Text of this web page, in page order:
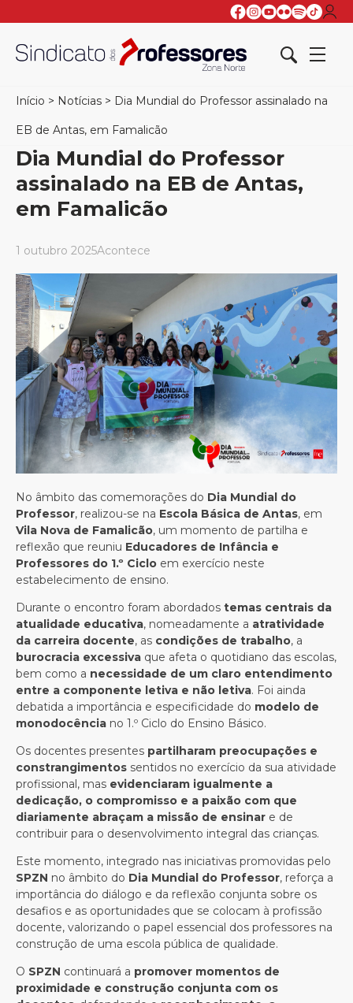
Início > Notícias > Dia Mundial do Professor assinalado na
EB de Antas, em Famalicão
Dia Mundial do Professor
assinalado na EB de Antas,
em Famalicão
1 outubro 2025Acontece
No âmbito das comemorações do Dia Mundial do
Professor, realizou-se na Escola Básica de Antas, em
Vila Nova de Famalicão, um momento de partilha e
reflexão que reuniu Educadores de Infância e
Professores do 1.º Ciclo em exercício neste
estabelecimento de ensino.
Durante o encontro foram abordados temas centrais da
atualidade educativa, nomeadamente a atratividade
da carreira docente, as condições de trabalho, a
burocracia excessiva que afeta o quotidiano das escolas,
bem como a necessidade de um claro entendimento
entre a componente letiva e não letiva. Foi ainda
debatida a importância e especificidade do modelo de
monodocência no 1.º Ciclo do Ensino Básico.
Os docentes presentes partilharam preocupações e
constrangimentos sentidos no exercício da sua atividade
profissional, mas evidenciaram igualmente a
dedicação, o compromisso e a paixão com que
diariamente abraçam a missão de ensinar e de
contribuir para o desenvolvimento integral das crianças.
Este momento, integrado nas iniciativas promovidas pelo
SPZN no âmbito do Dia Mundial do Professor, reforça a
importância do diálogo e da reflexão conjunta sobre os
desafios e as oportunidades que se colocam à profissão
docente, valorizando o papel essencial dos professores na
construção de uma escola pública de qualidade.
O SPZN continuará a promover momentos de
proximidade e construção conjunta com os